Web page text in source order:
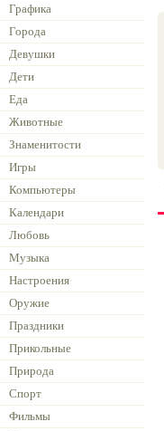
Графика
Города
Девушки
Дети
Еда
Животные
Знаменитости
Игры
Компьютеры
Календари
Любовь
Музыка
Настроения
Оружие
Праздники
Прикольные
Природа
Спорт
Фильмы